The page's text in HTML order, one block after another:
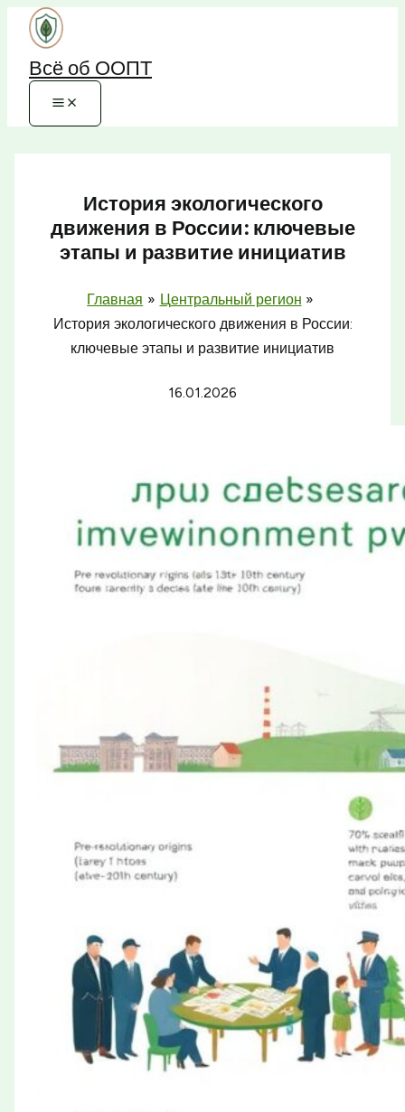
Перейти
содержимому
Всё об ООПТ
История экологического
движения в России: ключевые
этапы и развитие инициатив
Главная
Центральный регион
История экологического движения в России:
ключевые этапы и развитие инициатив
16.01.2026